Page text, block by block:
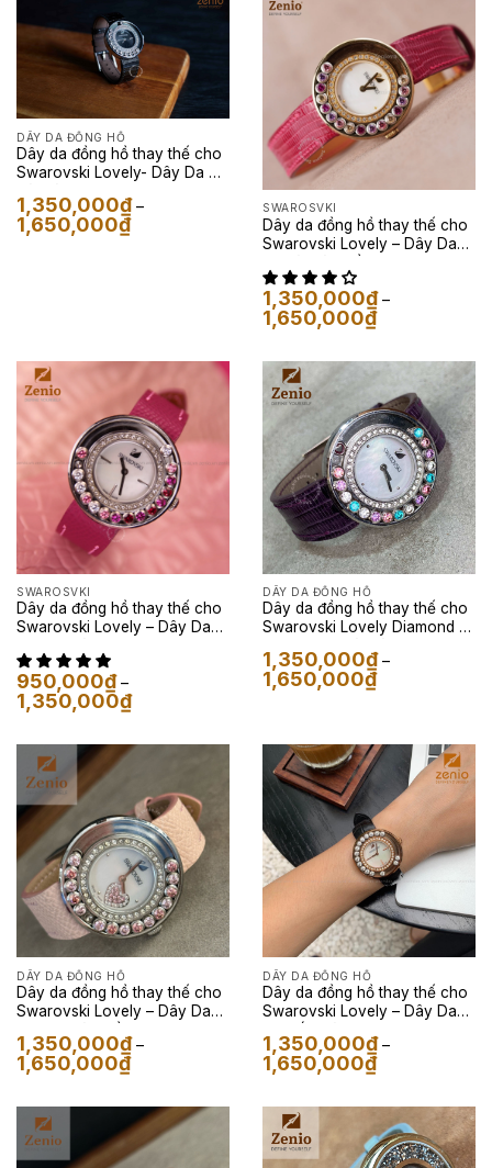
DÂY DA ĐỒNG HỒ
Dây da đồng hồ thay thế cho
Swarovski Lovely- Dây Da Kỳ
1,350,000₫ –
1,650,000₫Khoảng
giá:
SWAROSVKI
Dây da đồng hồ thay thế cho
Swarovski Lovely – Dây Da
Kỳ Đà Màu Hồng
1,350,000₫ –
1,650,000₫Khoảng
giá:
đến
1,650,000₫
SWAROSVKI
Dây da đồng hồ thay thế cho
Swarovski Lovely – Dây Da
950,000₫ –
1,350,000₫Khoảng
giá:
950,000₫
đến
DÂY DA ĐỒNG HỒ
Dây da đồng hồ thay thế cho
Swarovski Lovely Diamond –
1,350,000₫ –
1,650,000₫Khoảng
giá:
1,650,000₫
DÂY DA ĐỒNG HỒ
Dây da đồng hồ thay thế cho
Swarovski Lovely – Dây Da
1,350,000₫ –
1,650,000₫Khoảng
giá:
1,350,000₫
đến
1,650,000₫
DÂY DA ĐỒNG HỒ
Dây da đồng hồ thay thế cho
Swarovski Lovely – Dây Da
1,350,000₫ –
1,650,000₫Khoảng
giá:
1,350,000₫
1,650,000₫